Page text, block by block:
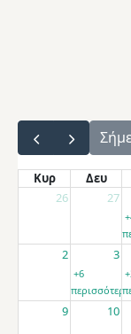
Κυρ Δευ
26
27
2 3
+6
περισσότερα
9 10